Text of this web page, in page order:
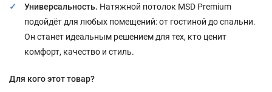
Универсальность. Натяжной потолок MSD Premium
подойдёт для любых помещений: от гостиной до спальни.
Он станет идеальным решением для тех, кто ценит
комфорт, качество и стиль.
Для кого этот товар?